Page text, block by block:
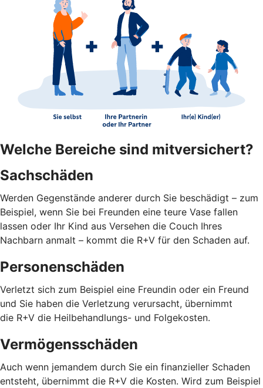
Welche Bereiche sind mitversichert?
Sachschäden
Werden Gegenstände anderer durch Sie beschädigt – zum
Beispiel, wenn Sie bei Freunden eine teure Vase fallen
lassen oder Ihr Kind aus Versehen die Couch Ihres
Nachbarn anmalt – kommt die R+V für den Schaden auf.
Personenschäden
Verletzt sich zum Beispiel eine Freundin oder ein Freund
und Sie haben die Verletzung verursacht, übernimmt
die R+V die Heilbehandlungs- und Folgekosten.
Vermögensschäden
Auch wenn jemandem durch Sie ein finanzieller Schaden
entsteht, übernimmt die R+V die Kosten. Wird zum Beispiel